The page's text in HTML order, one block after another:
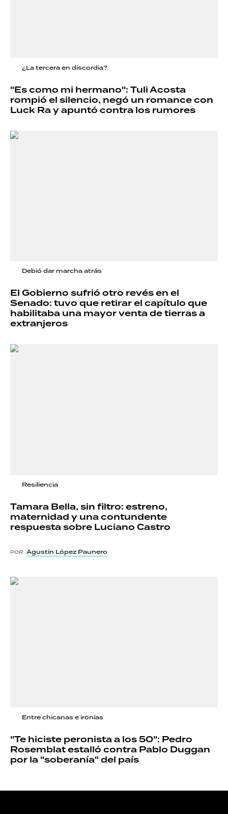
¿La tercera en discordia?
"Es como mi hermano": Tuli Acosta
rompió el silencio, negó un romance con
Luck Ra y apuntó contra los rumores
Debió dar marcha atrás
El Gobierno sufrió otro revés en el
Senado: tuvo que retirar el capítulo que
habilitaba una mayor venta de tierras a
extranjeros
Resiliencia
Tamara Bella, sin filtro: estreno,
maternidad y una contundente
respuesta sobre Luciano Castro
POR Agustín López Paunero
Entre chicanas e ironías
"Te hiciste peronista a los 50": Pedro
Rosemblat estalló contra Pablo Duggan
por la "soberanía" del país